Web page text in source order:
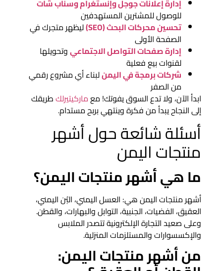
إدارة إعلانات جوجل وإنستغرام وسناب شات
للوصول للمشترين المستهدفين
تحسين محركات البحث (SEO)
ليظهر متجرك في
الصفحة الأولى
إدارة صفحات التواصل الاجتماعيوتحويلها
لقنوات بيع فعلية
شركات برمجة في اليمنلبناء أي مشروع رقمي
من الصفر
ابدأ الآن، ولا تدع السوق يفوتك! معماركيتيرلكطريقك
إلى النجاح يبدأ من فكرة وينتهي بربح مستدام.
أسئلة شائعة حول أشهر
منتجات اليمن
ما هي أشهر منتجات اليمن؟
أشهر منتجات اليمن هي: العسل اليمني، البُن اليمني،
العقيق، الفضيات، الجنبية، التوابل والبهارات، والقطن.
وعلى صعيد التجارة الإلكترونية تتصدر الملابس
والإكسسوارات والمستلزمات المنزلية.
من أشهر منتجات اليمن: